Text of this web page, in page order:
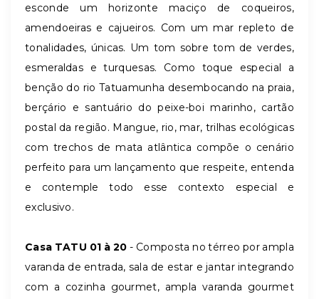
esconde um horizonte maciço de coqueiros,
amendoeiras e cajueiros. Com um mar repleto de
tonalidades, únicas. Um tom sobre tom de verdes,
esmeraldas e turquesas. Como toque especial a
benção do rio Tatuamunha desembocando na praia,
berçário e santuário do peixe-boi marinho, cartão
postal da região. Mangue, rio, mar, trilhas ecológicas
com trechos de mata atlântica compõe o cenário
perfeito para um lançamento que respeite, entenda
e contemple todo esse contexto especial e
exclusivo.
Casa TATU 01 à 20 - Composta no térreo por ampla
varanda de entrada, sala de estar e jantar integrando
com a cozinha gourmet, ampla varanda gourmet